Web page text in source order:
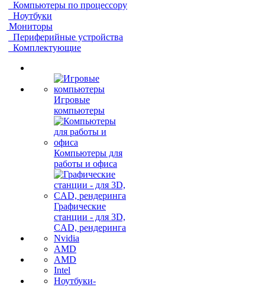
Компьютеры по процессору
Ноутбуки
Мониторы
Периферийные устройства
Комплектующие
Игровые
компьютеры
Компьютеры для
работы и офиса
Графические
станции - для 3D,
CAD, рендеринга
Nvidia
AMD
AMD
Intel
Ноутбуки-